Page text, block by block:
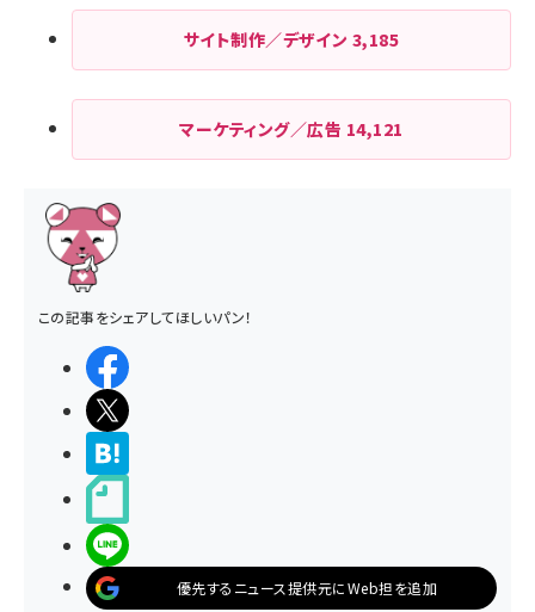
サイト制作／デザイン 3,185
マーケティング／広告 14,121
この記事をシェアしてほしいパン！
優先するニュース提供元にWeb担を追加